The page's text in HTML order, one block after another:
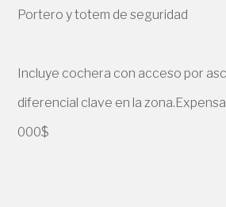
Portero y totem de seguridad
Incluye cochera con acceso por
diferencial clave en la
000$